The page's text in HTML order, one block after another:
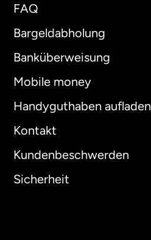
FAQ
Bargeldabholung
Banküberweisung
Mobile money
Handyguthaben aufladen
Kontakt
Kundenbeschwerden
Sicherheit